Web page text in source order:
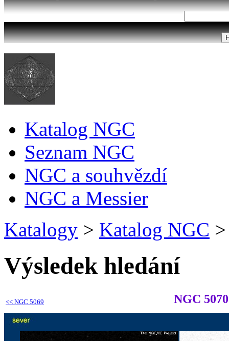
Katalog NGC
Seznam NGC
NGC a souhvězdí
NGC a Messier
Katalogy > Katalog NGC >
Výsledek hledání
<< NGC 5069 NGC 5070